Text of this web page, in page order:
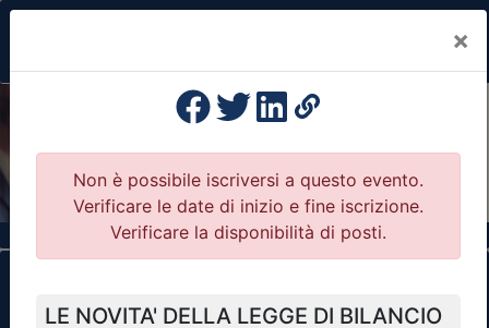
×
Previous
Il portale della formazione per Ordini e